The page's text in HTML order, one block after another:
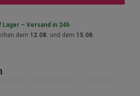
Lager – Versand in 24h
dem 12.08. und dem 15.08.